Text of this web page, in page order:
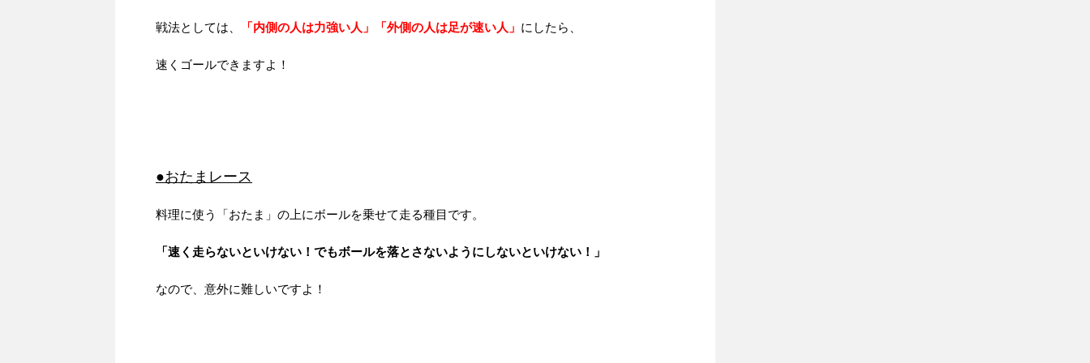
戦法としては、 「内側の人は力強い人」「外側の人は足が速い人」 にしたら、
速くゴールできますよ！
●おたまレース
料理に使う「おたま」の上にボールを乗せて走る種目です。
「速く走らないといけない！でもボールを落とさないようにしないといけない！」
なので、意外に難しいですよ！